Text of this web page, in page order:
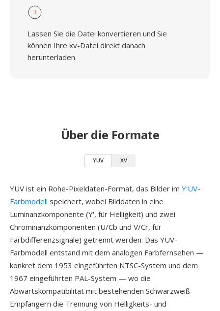
3
Lassen Sie die Datei konvertieren und Sie
können Ihre xv-Datei direkt danach
herunterladen
Über die Formate
YUV XV
YUV ist ein Rohe-Pixeldaten-Format, das Bilder im Y'UV-
Farbmodell speichert, wobei Bilddaten in eine
Luminanzkomponente (Y', für Helligkeit) und zwei
Chrominanzkomponenten (U/Cb und V/Cr, für
Farbdifferenzsignale) getrennt werden. Das YUV-
Farbmodell entstand mit dem analogen Farbfernsehen —
konkret dem 1953 eingeführten NTSC-System und dem
1967 eingeführten PAL-System — wo die
Abwärtskompatibilität mit bestehenden Schwarzweiß-
Empfängern die Trennung von Helligkeits- und